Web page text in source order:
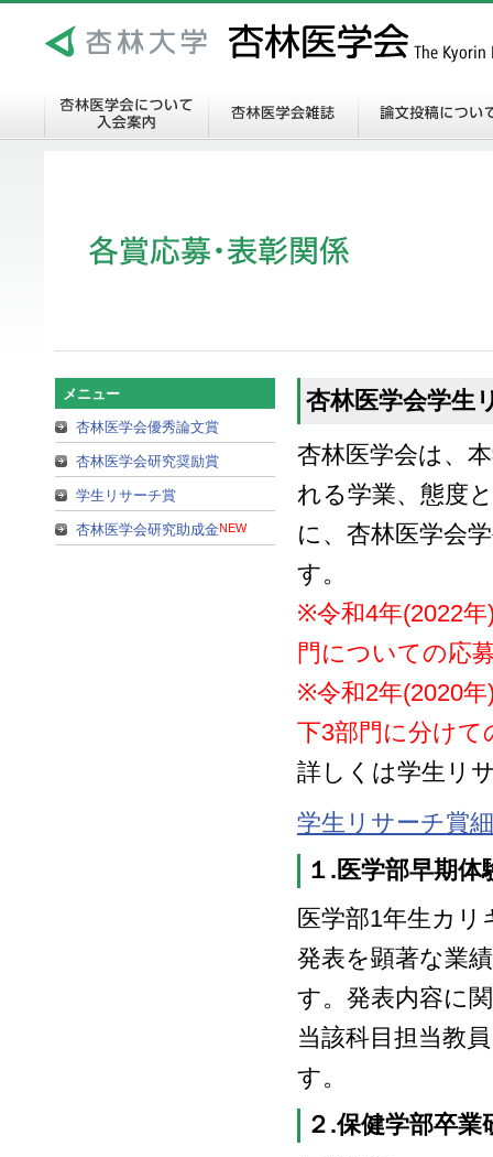
メニュー
杏林医学会優秀論文賞
杏林医学会研究奨励賞
学生リサーチ賞
杏林医学会研究助成金NEW
杏林医学会学生
杏林医学会は、
れる学業、態度
に、杏林医学会
す。
※令和4年(2022
門についての応
※令和2年(2020
下3部門に分け
詳しくは学生リ
学生リサーチ賞
１.医学部早期体
医学部1年生カ
発表を顕著な業
す。発表内容に
当該科目担当教
す。
２.保健学部卒業